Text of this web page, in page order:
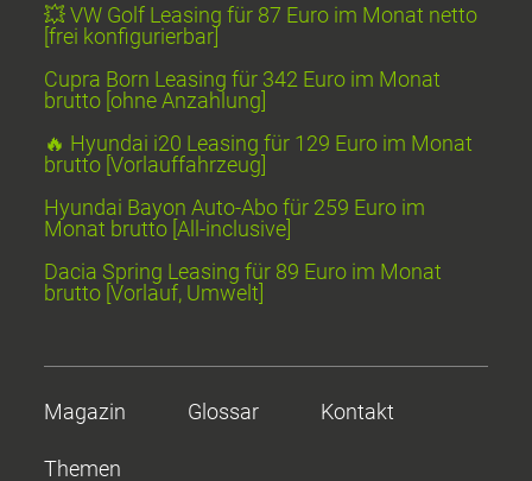
💥 VW Golf Leasing für 87 Euro im Monat netto
[frei konfigurierbar]
Cupra Born Leasing für 342 Euro im Monat
brutto [ohne Anzahlung]
🔥 Hyundai i20 Leasing für 129 Euro im Monat
brutto [Vorlauffahrzeug]
Hyundai Bayon Auto-Abo für 259 Euro im
Monat brutto [All-inclusive]
Dacia Spring Leasing für 89 Euro im Monat
brutto [Vorlauf, Umwelt]
Magazin Glossar Kontakt
Themen